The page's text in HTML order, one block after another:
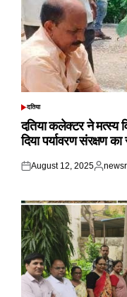
POSTED
दतिया
दतिया कलेक्टर ने मत्स्य
दिया पर्यावरण संरक्षण
Posted
August 12, 2025
Posted